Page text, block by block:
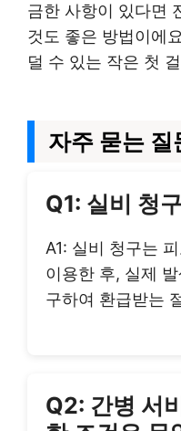
금한 사항이 있다면
것도 좋은 방법이에
덜 수 있는 작은 첫
자주 묻는 질
Q1: 실비 청
A1: 실비 청구는
이용한 후, 실제
구하여 환급받는
Q2: 간병 서